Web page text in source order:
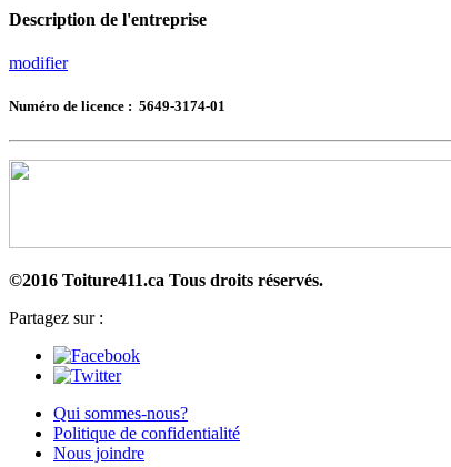
Description de l'entreprise
modifier
Numéro de licence : 5649-3174-01
©2016 Toiture411.ca Tous droits réservés.
Partagez sur :
Qui sommes-nous?
Politique de confidentialité
Nous joindre